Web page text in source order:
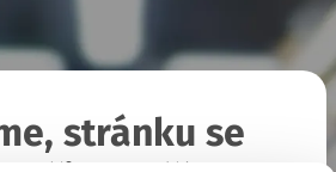
stránku se